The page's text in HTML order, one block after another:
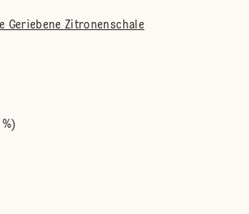
Geriebene Zitronenschale